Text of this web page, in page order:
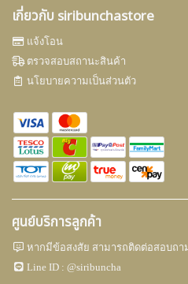
เกี่ยวกับ siribunchastore
แจ้งโอน
ตรวจสอบสถานะสินค้า
นโยบายความเป็นส่วนตัว
ศูนย์บริการลูกค้า
หากมีข้อสงสัย สามารถติดต่อสอบถา
Line ID :@siribuncha